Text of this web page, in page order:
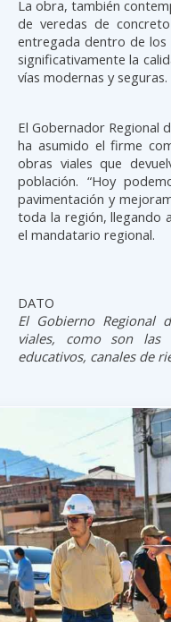
La obra, también
de veredas de
entregada dentro de los
significativamente la
vías modernas y seguras.
El Gobernador Regional
ha asumido el firme
obras viales que
población. “Hoy
pavimentación y
toda la región, llegando
el mandatario regional.
DATO
El Gobierno Regional
viales, como son las
educativos, canales de